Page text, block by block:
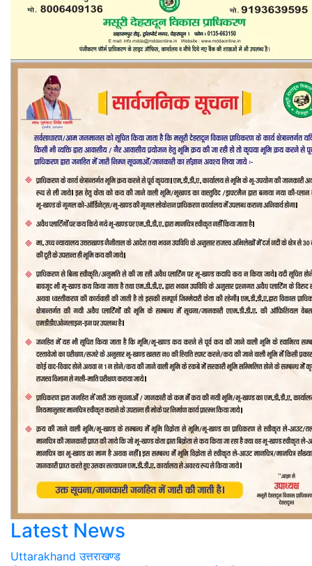
Latest News
Uttarakhand उत्तराखण्ड